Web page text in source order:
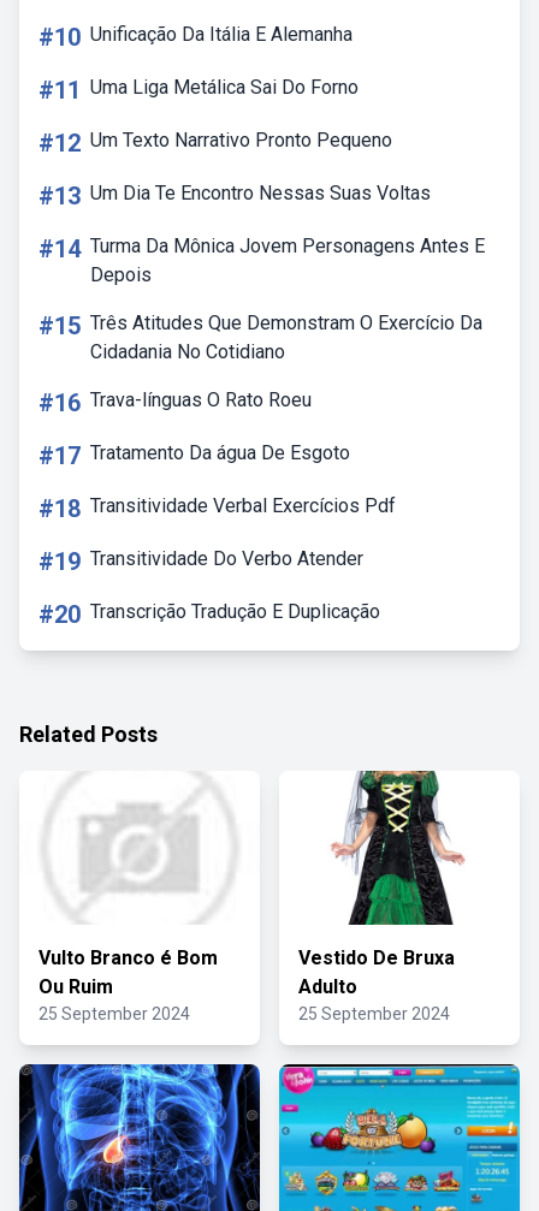
#10 Unificação Da Itália E Alemanha
#11 Uma Liga Metálica Sai Do Forno
#12 Um Texto Narrativo Pronto Pequeno
#13 Um Dia Te Encontro Nessas Suas Voltas
#14 Turma Da Mônica Jovem Personagens Antes E
Depois
#15 Três Atitudes Que Demonstram O Exercício Da
Cidadania No Cotidiano
#16 Trava-línguas O Rato Roeu
#17 Tratamento Da água De Esgoto
#18 Transitividade Verbal Exercícios Pdf
#19 Transitividade Do Verbo Atender
#20 Transcrição Tradução E Duplicação
Related Posts
Vulto Branco é Bom
Ou Ruim
25 September 2024
Vestido De Bruxa
Adulto
25 September 2024